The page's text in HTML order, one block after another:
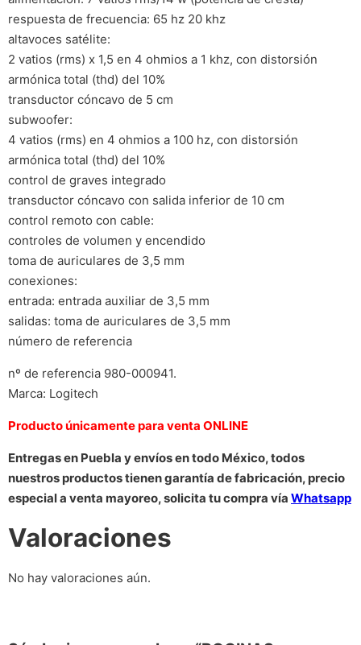
respuesta de frecuencia: 65 hz 20 khz
altavoces satélite:
2 vatios (rms) x 1,5 en 4 ohmios a 1 khz, con distorsión
armónica total (thd) del 10%
transductor cóncavo de 5 cm
subwoofer:
4 vatios (rms) en 4 ohmios a 100 hz, con distorsión
armónica total (thd) del 10%
control de graves integrado
transductor cóncavo con salida inferior de 10 cm
control remoto con cable:
controles de volumen y encendido
toma de auriculares de 3,5 mm
conexiones:
entrada: entrada auxiliar de 3,5 mm
salidas: toma de auriculares de 3,5 mm
número de referencia
nº de referencia 980-000941.
Marca: Logitech
Producto únicamente para venta ONLINE
Entregas en Puebla y envíos en todo México, todos
nuestros productos tienen garantía de fabricación, precio
especial a venta mayoreo, solicita tu compra vía Whatsapp
Valoraciones
No hay valoraciones aún.